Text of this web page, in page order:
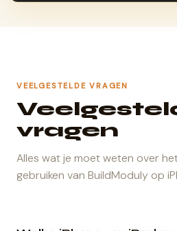
VEELGESTELDE VRAGEN
vragen
Alles wat je moet weten over
gebruiken van BuildModuly op